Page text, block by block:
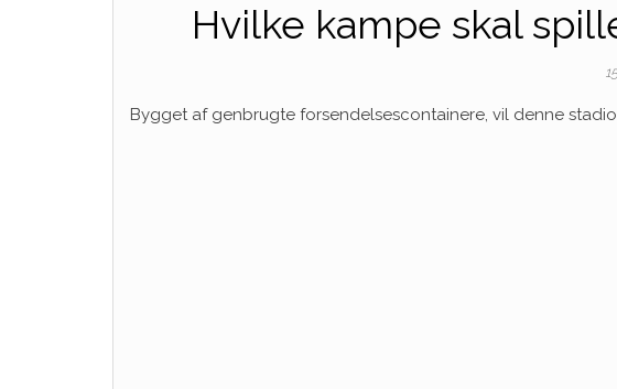
Hvilke kampe skal
Bygget af genbrugte forsendelsescontainere, vil denne